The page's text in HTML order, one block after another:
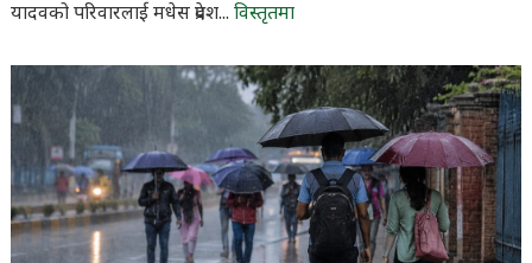
यादवको परिवारलाई मधेस प्रदेश... विस्तृतमा